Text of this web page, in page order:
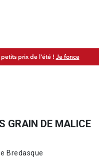
petits prix de l'été ! Je fonce
GRAIN DE MALICE
Bredasque